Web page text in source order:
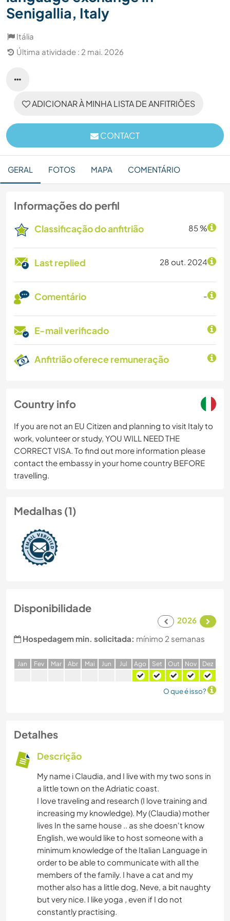
Senigallia, Italy
Itália
Última atividade : 2 mai. 2026
ADICIONAR À MINHA LISTA DE ANFITRIÕES
CONTACT
GERAL FOTOS MAPA COMENTÁRIO
Informações do perfil
Classificação do anfitrião 85 %
Last replied 28 out. 2024
Comentário -
E-mail verificado
Anfitrião oferece remuneração
Country info
If you are not an EU Citizen and planning to visit Italy to
work, volunteer or study, YOU WILL NEED THE
CORRECT VISA. To find out more information please
contact the embassy in your home country BEFORE
travelling.
Medalhas (1)
Disponibilidade
2026
Hospedagem min. solicitada: mínimo 2 semanas
Jan Fev Mar Abr Mai Jun Jul Ago Set Out Nov Dez
O que é isso?
Detalhes
Descrição
My name i Claudia, and I live with my two sons in
a little town on the Adriatic coast.
I love traveling and research (I love training and
increasing my knowledge). My (Claudia) mother
lives In the same house .. as she doesn't know
English, we would like to host someone with a
minimum knowledge of the Italian Language in
order to be able to communicate with all the
members of the family. I have a cat and my
mother also has a little dog, Neve, a bit naughty
but very nice. I like yoga , even if I do not
constantly practising.